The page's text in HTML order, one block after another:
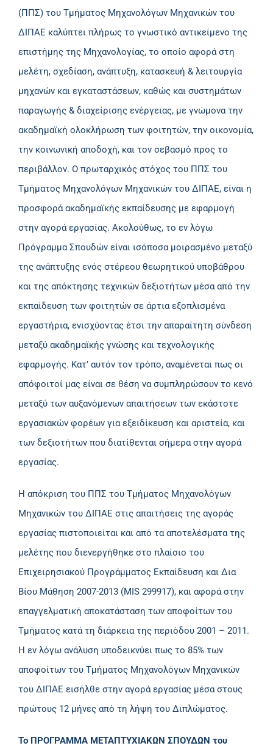
(ΠΠΣ) του Τμήματος Μηχανολόγων Μηχανικών του
ΔΙΠΑΕ καλύπτει πλήρως το γνωστικό αντικείμενο της
επιστήμης της Μηχανολογίας, το οποίο αφορά στη
μελέτη, σχεδίαση, ανάπτυξη, κατασκευή & λειτουργία
μηχανών και εγκαταστάσεων, καθώς και συστημάτων
παραγωγής & διαχείρισης ενέργειας, με γνώμονα την
ακαδημαϊκή ολοκλήρωση των φοιτητών, την οικονομία,
την κοινωνική αποδοχή, και τον σεβασμό προς το
περιβάλλον. Ο πρωταρχικός στόχος του ΠΠΣ του
Τμήματος Μηχανολόγων Μηχανικών του ΔΙΠΑΕ, είναι η
προσφορά ακαδημαϊκής εκπαίδευσης με εφαρμογή
στην αγορά εργασίας. Ακολούθως, το εν λόγω
Πρόγραμμα Σπουδών είναι ισόποσα μοιρασμένο μεταξύ
της ανάπτυξης ενός στέρεου θεωρητικού υποβάθρου
και της απόκτησης τεχνικών δεξιοτήτων μέσα από την
εκπαίδευση των φοιτητών σε άρτια εξοπλισμένα
εργαστήρια, ενισχύοντας έτσι την απαραίτητη σύνδεση
μεταξύ ακαδημαϊκής γνώσης και τεχνολογικής
εφαρμογής. Κατ’ αυτόν τον τρόπο, αναμένεται πως οι
απόφοιτοί μας είναι σε θέση να συμπληρώσουν το κενό
μεταξύ των αυξανόμενων απαιτήσεων των εκάστοτε
εργασιακών φορέων για εξειδίκευση και αριστεία, και
των δεξιοτήτων που διατίθενται σήμερα στην αγορά
εργασίας.
Η απόκριση του ΠΠΣ του Τμήματος Μηχανολόγων
Μηχανικών του ΔΙΠΑΕ στις απαιτήσεις της αγοράς
εργασίας πιστοποιείται και από τα αποτελέσματα της
μελέτης που διενεργήθηκε στο πλαίσιο του
Επιχειρησιακού Προγράμματος Εκπαίδευση και Δια
Βίου Μάθηση 2007-2013 (MIS 299917), και αφορά στην
επαγγελματική αποκατάσταση των αποφοίτων του
Τμήματος κατά τη διάρκεια της περιόδου 2001 – 2011.
Η εν λόγω ανάλυση υποδεικνύει πως το 85% των
αποφοίτων του Τμήματος Μηχανολόγων Μηχανικών
του ΔΙΠΑΕ εισήλθε στην αγορά εργασίας μέσα στους
πρώτους 12 μήνες από τη λήψη του Διπλώματος.
Το ΠΡΟΓΡΑΜΜΑ ΜΕΤΑΠΤΥΧΙΑΚΩΝ ΣΠΟΥΔΩΝ του